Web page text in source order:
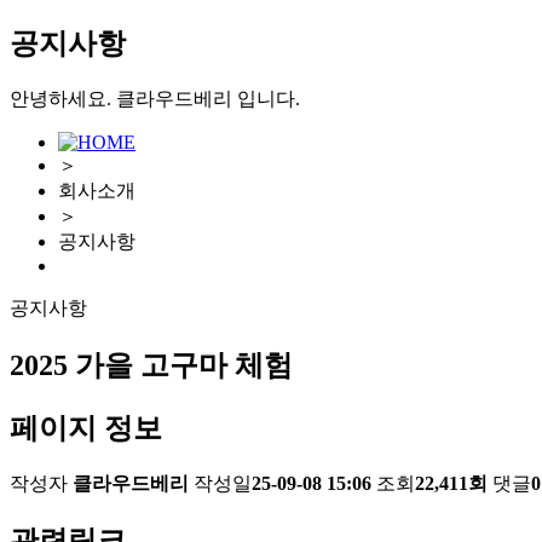
공지사항
안녕하세요. 클라우드베리 입니다.
＞
회사소개
＞
공지사항
공지사항
2025 가을 고구마 체험
페이지 정보
작성자 클라우드베리 작성일25-09-08 15:06 조회 22,411회 댓글